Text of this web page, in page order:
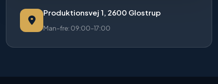
Produktionsvej 1, 2600 Glostrup
Man–fre: 09:00–17:00